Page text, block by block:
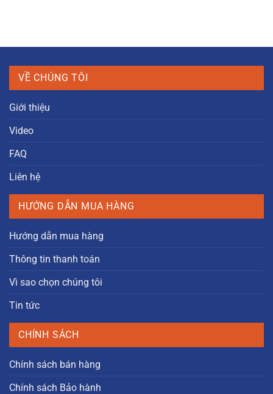
VỀ CHÚNG TÔI
Giới thiệu
Video
FAQ
Liên hệ
HƯỚNG DẪN MUA HÀNG
Hướng dẫn mua hàng
Thông tin thanh toán
Vì sao chọn chúng tôi
Tin tức
CHÍNH SÁCH
Chính sách bán hàng
Chính sách Bảo hành